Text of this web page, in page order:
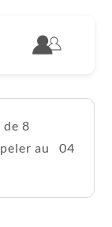
de 8
au 04